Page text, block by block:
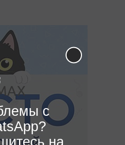
с
на